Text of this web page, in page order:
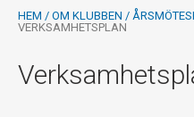
HEM / OM KLUBBEN /
VERKSAMHETSPLAN